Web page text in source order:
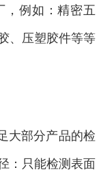
，例如：精密五
、压塑胶件等等
大部分产品的检
：只能检测表面